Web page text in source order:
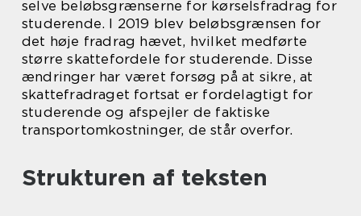
selve beløbsgrænserne for kørselsfradrag for
studerende. I 2019 blev beløbsgrænsen for
det høje fradrag hævet, hvilket medførte
større skattefordele for studerende. Disse
ændringer har været forsøg på at sikre, at
skattefradraget fortsat er fordelagtigt for
studerende og afspejler de faktiske
transportomkostninger, de står overfor.
Strukturen af teksten